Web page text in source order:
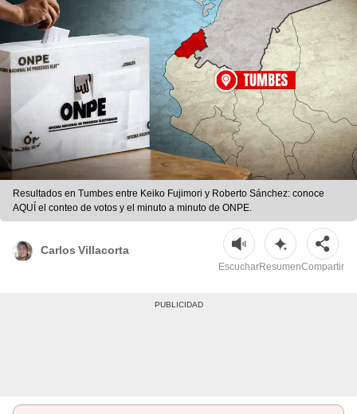
Resultados en Tumbes entre Keiko Fujimori y Roberto Sánchez: conoce
AQUÍ el conteo de votos y el minuto a minuto de ONPE.
Carlos Villacorta
EscucharResumenCompartir